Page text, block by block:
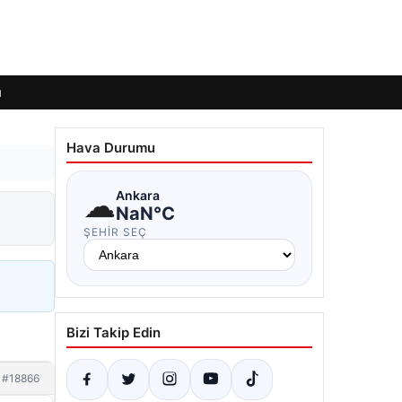
#18866
Hava Durumu
☁Ankara
NaN°C
ŞEHIR SEÇ
Bizi Takip Edin